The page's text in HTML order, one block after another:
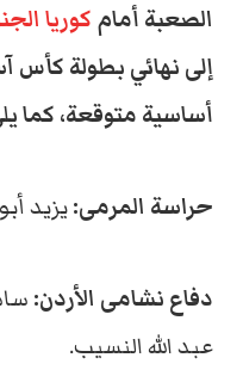
الصعبة أمام كوريا
أساسية متوقعة، كما
حراسة المرمى:يزيد
دفاع نشامى الأردن:
عبد الله النسيب.